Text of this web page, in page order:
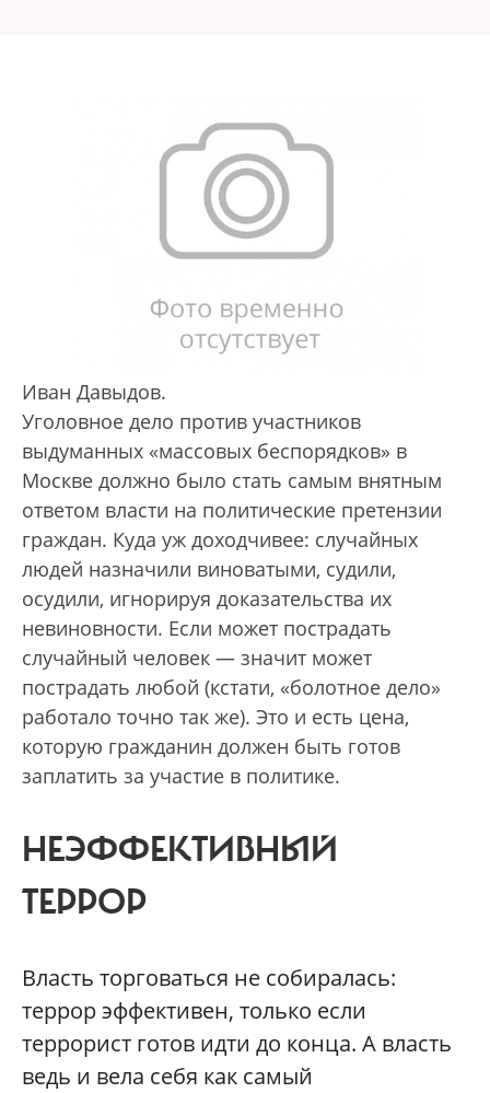
Иван Давыдов.
Уголовное дело против участников
выдуманных «массовых беспорядков» в
Москве должно было стать самым внятным
ответом власти на политические претензии
граждан. Куда уж доходчивее: случайных
людей назначили виноватыми, судили,
осудили, игнорируя доказательства их
невиновности. Если может пострадать
случайный человек — значит может
пострадать любой (кстати, «болотное дело»
работало точно так же). Это и есть цена,
которую гражданин должен быть готов
заплатить за участие в политике.
НЕЭФФЕКТИВНЫЙ
ТЕРРОР
Власть торговаться не собиралась:
террор эффективен, только если
террорист готов идти до конца. А власть
ведь и вела себя как самый